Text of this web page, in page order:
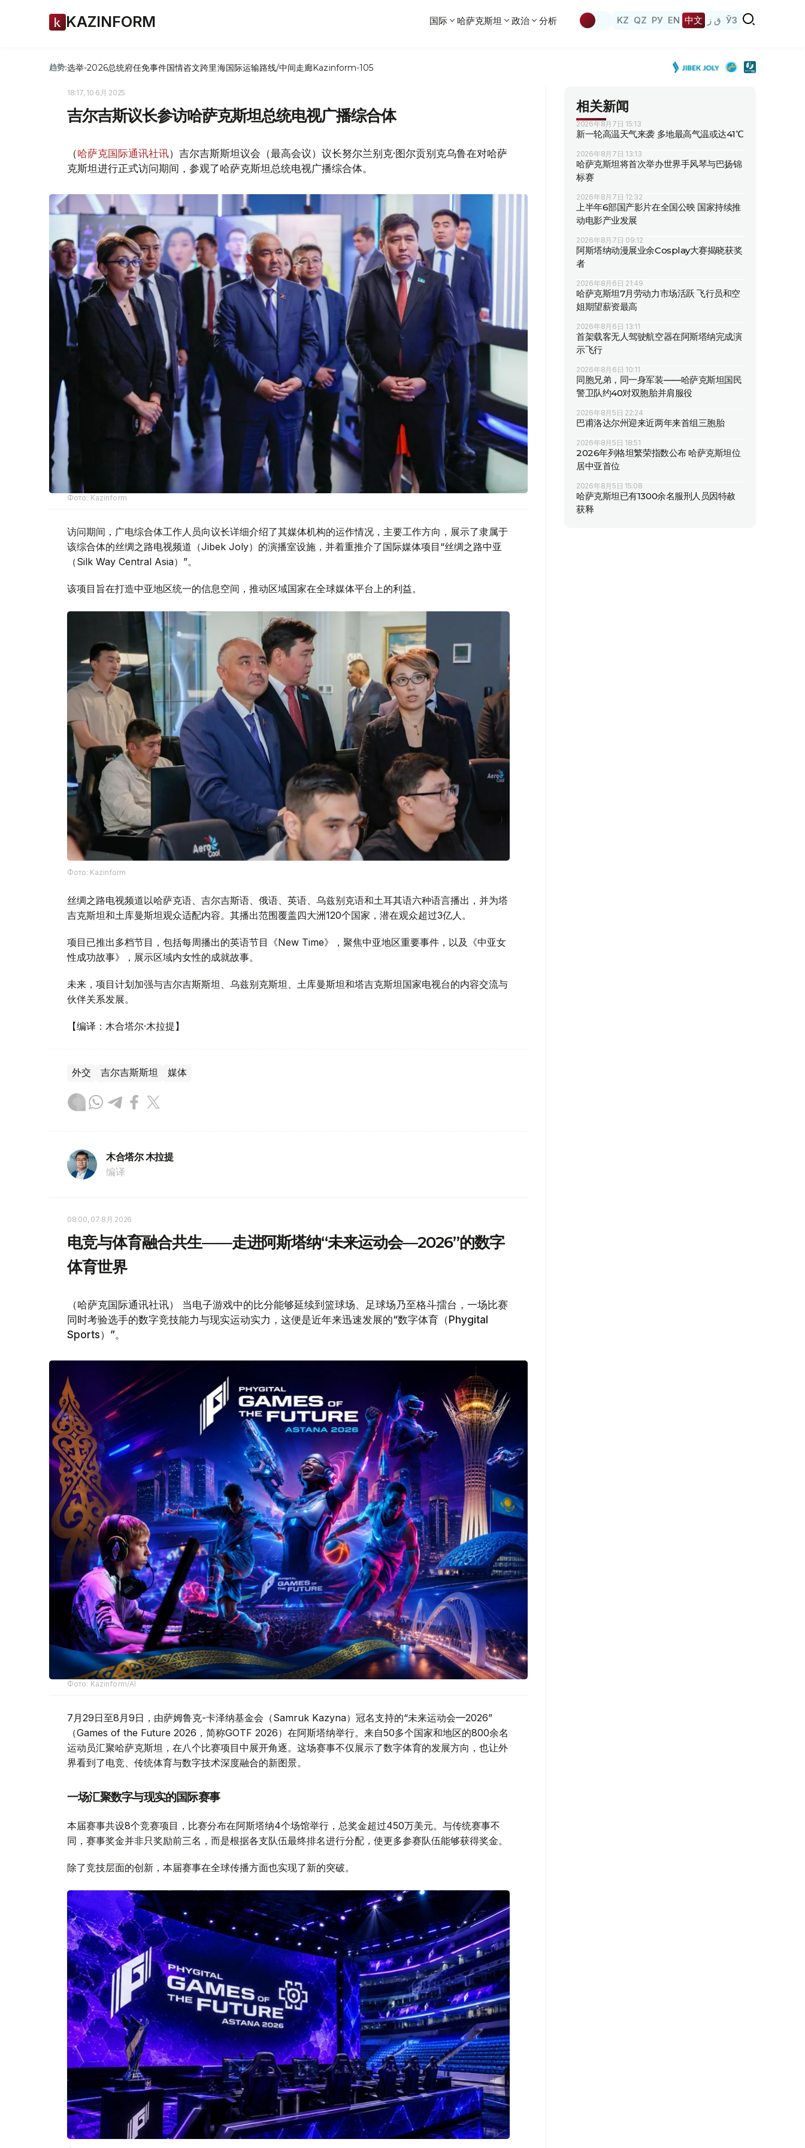
KAZINFORM 国际 哈萨克斯坦 政治 分析 KZ QZ РУ EN 中文 ق ز ЎЗ
趋势:选举-2026总统府任免事件国情咨文跨里海国际运输路线/中间走廊Kazinform-105
18:17, 10 6月 2025
吉尔吉斯议长参访哈萨克斯坦总统电视广播综合体
（哈萨克国际通讯社讯）吉尔吉斯斯坦议会（最高会议）议长努尔兰别克·图尔贡别克乌鲁在对哈萨
克斯坦进行正式访问期间，参观了哈萨克斯坦总统电视广播综合体。
Фото: Kazinform
访问期间，广电综合体工作人员向议长详细介绍了其媒体机构的运作情况，主要工作方向，展示了隶属于
该综合体的丝绸之路电视频道（Jibek Joly）的演播室设施，并着重推介了国际媒体项目“丝绸之路中亚
（Silk Way Central Asia）”。
该项目旨在打造中亚地区统一的信息空间，推动区域国家在全球媒体平台上的利益。
Фото: Kazinform
丝绸之路电视频道以哈萨克语、吉尔吉斯语、俄语、英语、乌兹别克语和土耳其语六种语言播出，并为塔
吉克斯坦和土库曼斯坦观众适配内容。其播出范围覆盖四大洲120个国家，潜在观众超过3亿人。
项目已推出多档节目，包括每周播出的英语节目《New Time》，聚焦中亚地区重要事件，以及《中亚女
性成功故事》，展示区域内女性的成就故事。
未来，项目计划加强与吉尔吉斯斯坦、乌兹别克斯坦、土库曼斯坦和塔吉克斯坦国家电视台的内容交流与
伙伴关系发展。
【编译：木合塔尔·木拉提】
外交 吉尔吉斯斯坦 媒体
木合塔尔 木拉提
编译
08:00, 07 8月 2026
电竞与体育融合共生——走进阿斯塔纳“未来运动会—2026”的数字
体育世界
（哈萨克国际通讯社讯） 当电子游戏中的比分能够延续到篮球场、足球场乃至格斗擂台，一场比赛
同时考验选手的数字竞技能力与现实运动实力，这便是近年来迅速发展的“数字体育（Phygital
Sports）”。
Фото: Kazinform/AI
7月29日至8月9日，由萨姆鲁克-卡泽纳基金会（Samruk Kazyna）冠名支持的“未来运动会—2026”
（Games of the Future 2026，简称GOTF 2026）在阿斯塔纳举行。来自50多个国家和地区的800余名
运动员汇聚哈萨克斯坦，在八个比赛项目中展开角逐。这场赛事不仅展示了数字体育的发展方向，也让外
界看到了电竞、传统体育与数字技术深度融合的新图景。
一场汇聚数字与现实的国际赛事
本届赛事共设8个竞赛项目，比赛分布在阿斯塔纳4个场馆举行，总奖金超过450万美元。与传统赛事不
同，赛事奖金并非只奖励前三名，而是根据各支队伍最终排名进行分配，使更多参赛队伍能够获得奖金。
除了竞技层面的创新，本届赛事在全球传播方面也实现了新的突破。
相关新闻
2026年8月7日 15:13
新一轮高温天气来袭 多地最高气温或达41℃
2026年8月7日 13:13
哈萨克斯坦将首次举办世界手风琴与巴扬锦
标赛
2026年8月7日 12:32
上半年6部国产影片在全国公映 国家持续推
动电影产业发展
2026年8月7日 09:12
阿斯塔纳动漫展业余Cosplay大赛揭晓获奖
者
2026年8月6日 21:49
哈萨克斯坦7月劳动力市场活跃 飞行员和空
姐期望薪资最高
2026年8月6日 13:11
首架载客无人驾驶航空器在阿斯塔纳完成演
示飞行
2026年8月6日 10:11
同胞兄弟，同一身军装——哈萨克斯坦国民
警卫队约40对双胞胎并肩服役
2026年8月5日 22:24
巴甫洛达尔州迎来近两年来首组三胞胎
2026年8月5日 18:51
2026年列格坦繁荣指数公布 哈萨克斯坦位
居中亚首位
2026年8月5日 15:08
哈萨克斯坦已有1300余名服刑人员因特赦
获释